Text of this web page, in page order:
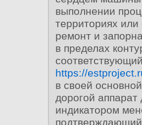
выполнении
территориях
ремонт и
в пределах
https://
в своей
дорогой
индикатором